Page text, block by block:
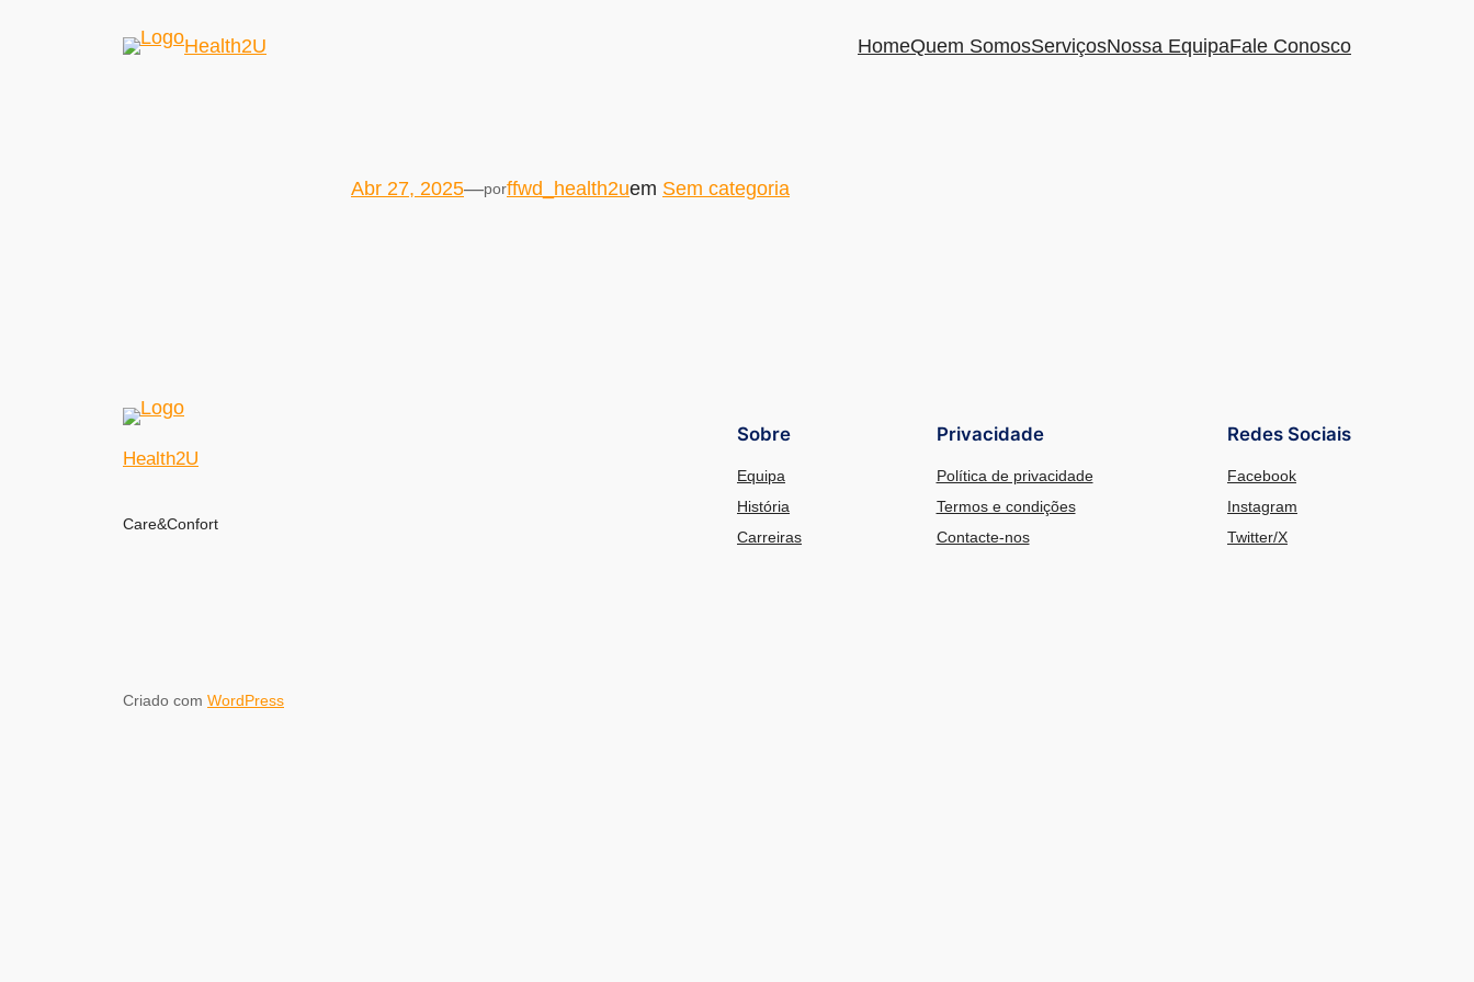
Health2U HomeQuem SomosServiçosNossa EquipaFale Conosco
Abr 27, 2025—porffwd_health2uem Sem categoria
Health2U
Care&Confort
Sobre
Equipa
História
Carreiras
Privacidade
Política de privacidade
Termos e condições
Contacte-nos
Redes Sociais
Facebook
Instagram
Twitter/X
Criado com WordPress